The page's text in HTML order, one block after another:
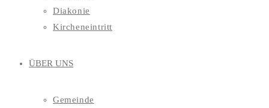
Diakonie
Kircheneintritt
ÜBER UNS
Gemeinde